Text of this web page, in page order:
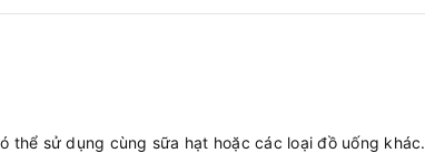
thể sử dụng cùng sữa hạt hoặc các loại đồ uống khác.